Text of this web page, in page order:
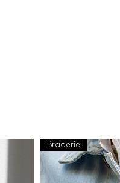
Braderie